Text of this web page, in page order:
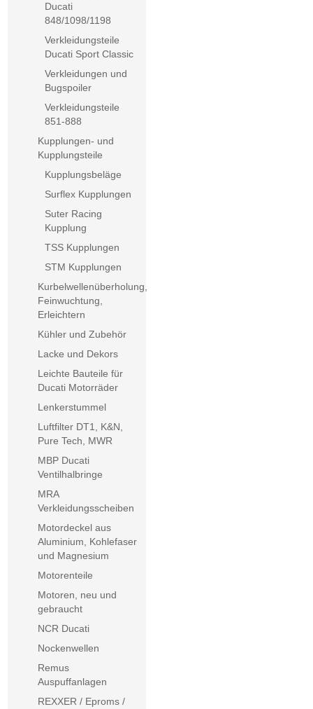
Ducati
848/1098/1198
Verkleidungsteile
Ducati Sport Classic
Verkleidungen und
Bugspoiler
Verkleidungsteile
851-888
Kupplungen- und
Kupplungsteile
Kupplungsbeläge
Surflex Kupplungen
Suter Racing
Kupplung
TSS Kupplungen
STM Kupplungen
Kurbelwellenüberholung,
Feinwuchtung,
Erleichtern
Kühler und Zubehör
Lacke und Dekors
Leichte Bauteile für
Ducati Motorräder
Lenkerstummel
Luftfilter DT1, K&N,
Pure Tech, MWR
MBP Ducati
Ventilhalbringe
MRA
Verkleidungsscheiben
Motordeckel aus
Aluminium, Kohlefaser
und Magnesium
Motorenteile
Motoren, neu und
gebraucht
NCR Ducati
Nockenwellen
Remus
Auspuffanlagen
REXXER / Eproms /